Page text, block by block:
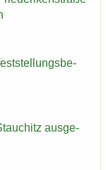
aus­ge­